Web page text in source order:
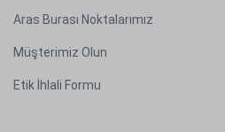
Aras Burası Noktalarımız
Müşterimiz Olun
Etik İhlali Formu